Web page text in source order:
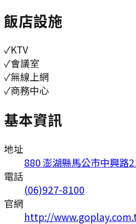
飯店設施
✓KTV
✓會議室
✓無線上網
✓商務中心
基本資訊
地址
880 澎湖縣馬公市中興路
電話
(06)927-8100
官網
http://